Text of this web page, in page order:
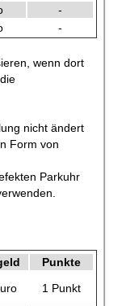
-
-
wenn dort
nicht ändert
Form von
Parkuhr
Punkte
1 Punkt